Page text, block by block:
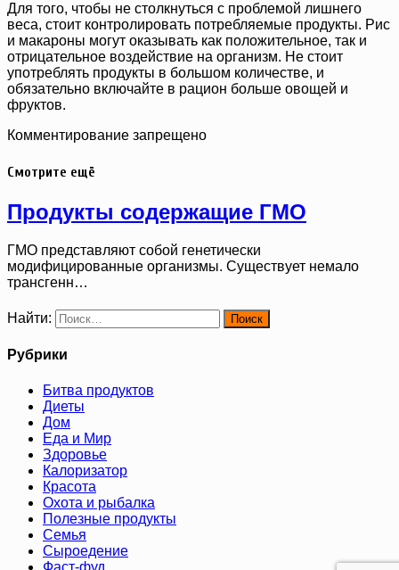
Для того, чтобы не столкнуться с проблемой лишнего
веса, стоит контролировать потребляемые продукты. Рис
и макароны могут оказывать как положительное, так и
отрицательное воздействие на организм. Не стоит
употреблять продукты в большом количестве, и
обязательно включайте в рацион больше овощей и
фруктов.
Комментирование запрещено
Смотрите ещё
Продукты содержащие ГМО
ГМО представляют собой генетически
модифицированные организмы. Существует немало
трансгенн…
Найти:
Рубрики
Битва продуктов
Диеты
Дом
Еда и Мир
Здоровье
Калоризатор
Красота
Охота и рыбалка
Полезные продукты
Семья
Сыроедение
Фаст-фуд